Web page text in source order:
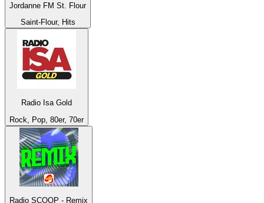
Jordanne FM St. Flour
Saint-Flour, Hits
Radio Isa Gold
Rock, Pop, 80er, 70er
Radio SCOOP - Remix